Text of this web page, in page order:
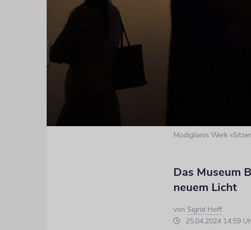
Modiglianis Werk
Das Museum
neuem Licht
von Sigrid Hoff
25.04.2024 14:59